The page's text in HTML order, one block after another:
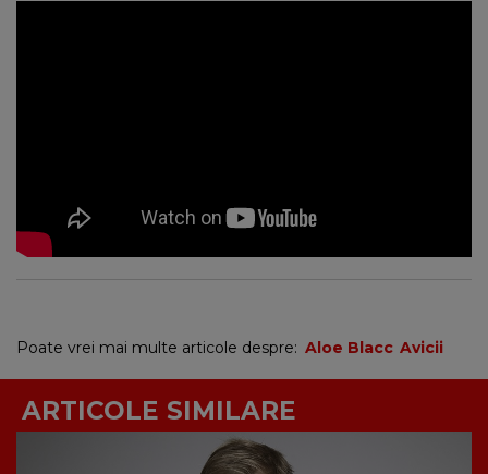
Poate vrei mai multe articole despre: Aloe Blacc Avicii
ARTICOLE SIMILARE